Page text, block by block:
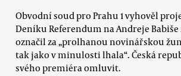
Obvodní soud pro Prahu 1 vyhověl
Deníku Referendum na Andreje Babiše
označil za „prolhanou novinářskou
tak jako v minulosti lhala“. Česká
svého premiéra omluvit.